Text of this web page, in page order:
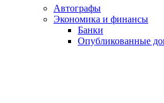
Автографы
Экономика и финансы
Банки
Опубликованные